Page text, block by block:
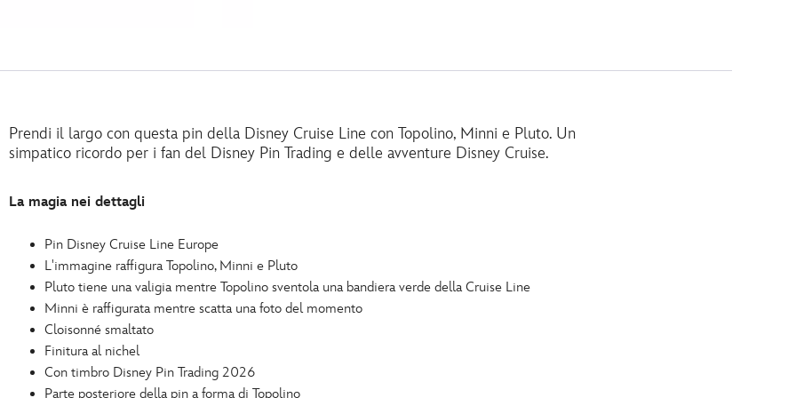
Prendi il largo con questa pin della Disney Cruise Line con Topolino, Minni e Pluto. Un
simpatico ricordo per i fan del Disney Pin Trading e delle avventure Disney Cruise.
La magia nei dettagli
Pin Disney Cruise Line Europe
L'immagine raffigura Topolino, Minni e Pluto
Pluto tiene una valigia mentre Topolino sventola una bandiera verde della Cruise Line
Minni è raffigurata mentre scatta una foto del momento
Cloisonné smaltato
Finitura al nichel
Con timbro Disney Pin Trading 2026
Parte posteriore della pin a forma di Topolino